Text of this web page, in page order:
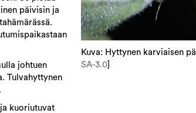
päivisin ja
johtuen
Tulvahyttynen
kuoriutuvat
Kuva: Hyttynen karviaisen
SA-3.0]